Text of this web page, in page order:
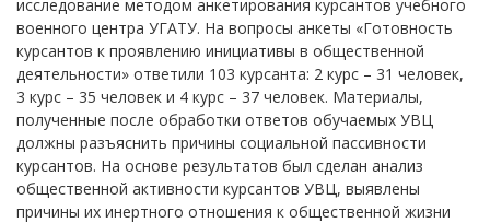
исследование методом анкетирования курсантов учебного
военного центра УГАТУ. На вопросы анкеты «Готовность
курсантов к проявлению инициативы в общественной
деятельности» ответили 103 курсанта: 2 курс – 31 человек,
3 курс – 35 человек и 4 курс – 37 человек. Материалы,
полученные после обработки ответов обучаемых УВЦ
должны разъяснить причины социальной пассивности
курсантов. На основе результатов был сделан анализ
общественной активности курсантов УВЦ, выявлены
причины их инертного отношения к общественной жизни